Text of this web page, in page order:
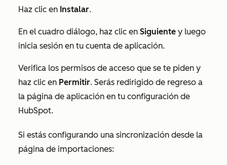
Haz clic en Instalar.
En el cuadro diálogo, haz clic en Siguiente y luego
inicia sesión en tu cuenta de aplicación.
Verifica los permisos de acceso que se te piden y
haz clic en Permitir. Serás redirigido de regreso a
la página de aplicación en tu configuración de
HubSpot.
Si estás configurando una sincronización desde la
página de importaciones: